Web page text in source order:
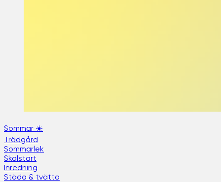
Sommar ☀️
Trädgård
Sommarlek
Skolstart
Inredning
Städa & tvätta